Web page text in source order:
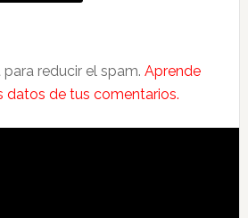
reducir el spam. Aprende
datos de tus comentarios.